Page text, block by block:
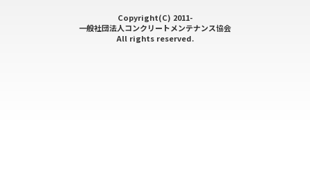
Copyright(C) 2011-
一般社団法人コンクリートメンテナンス協会
All rights reserved.